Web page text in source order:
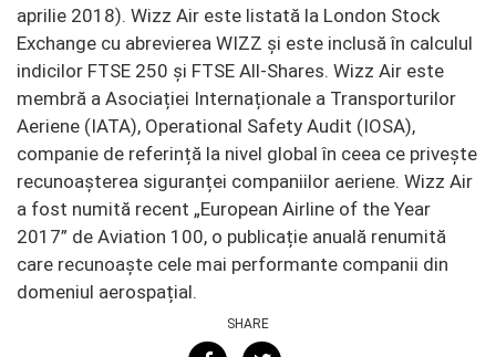
aprilie 2018). Wizz Air este listată la London Stock
Exchange cu abrevierea WIZZ și este inclusă în calculul
indicilor FTSE 250 și FTSE All-Shares. Wizz Air este
membră a Asociației Internaționale a Transporturilor
Aeriene (IATA), Operational Safety Audit (IOSA),
companie de referință la nivel global în ceea ce privește
recunoașterea siguranței companiilor aeriene. Wizz Air
a fost numită recent „European Airline of the Year
2017” de Aviation 100, o publicație anuală renumită
care recunoaște cele mai performante companii din
domeniul aerospațial.
SHARE